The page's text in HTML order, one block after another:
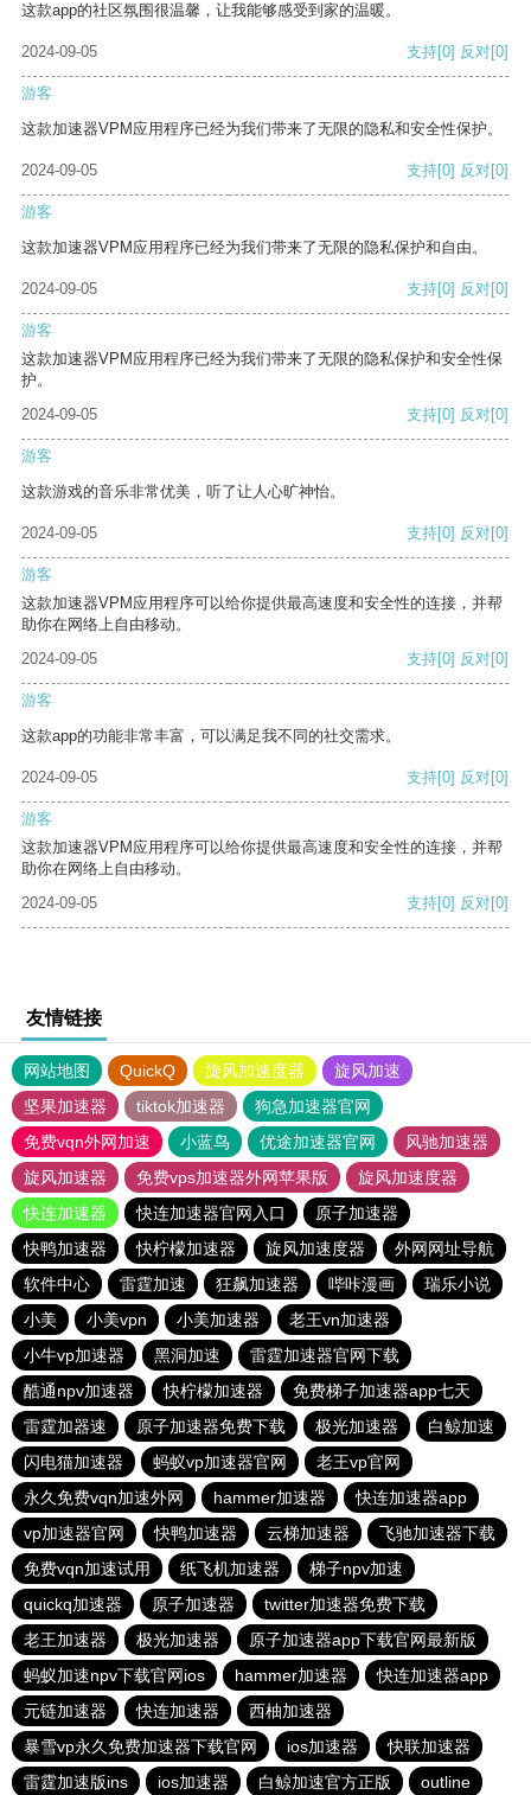
这款app的社区氛围很温馨，让我能够感受到家的温暖。
2024-09-05 支持[0] 反对[0]
游客
这款加速器VPM应用程序已经为我们带来了无限的隐私和安全性保护。
2024-09-05 支持[0] 反对[0]
游客
这款加速器VPM应用程序已经为我们带来了无限的隐私保护和自由。
2024-09-05 支持[0] 反对[0]
游客
这款加速器VPM应用程序已经为我们带来了无限的隐私保护和安全性保
护。
2024-09-05
支持[0] 反对[0]
游客
这款游戏的音乐非常优美，听了让人心旷神怡。
2024-09-05 支持[0] 反对[0]
游客
这款加速器VPM应用程序可以给你提供最高速度和安全性的连接，并帮
助你在网络上自由移动。
2024-09-05
支持[0] 反对[0]
游客
这款app的功能非常丰富，可以满足我不同的社交需求。
2024-09-05 支持[0] 反对[0]
游客
这款加速器VPM应用程序可以给你提供最高速度和安全性的连接，并帮
助你在网络上自由移动。
2024-09-05
支持[0] 反对[0]
友情链接
网站地图 QuickQ 旋风加速度器
旋风加速
坚果加速器
tiktok加速器
狗急加速器官网
免费vqn外网加速
小蓝鸟 优途加速器官网
风驰加速器
旋风加速器
免费vps加速器外网苹果版
旋风加速度器
快连加速器
快连加速器官网入口
原子加速器
快鸭加速器
快柠檬加速器 旋风加速度器
外网网址导航
软件中心
雷霆加速 狂飙加速器 哔咔漫画
瑞乐小说
小美
小美vpn 小美加速器
老王vn加速器
小牛vp加速器
黑洞加速
雷霆加速器官网下载
酷通npv加速器
快柠檬加速器
免费梯子加速器app七天
雷霆加器速
原子加速器免费下载 极光加速器
白鲸加速
闪电猫加速器
蚂蚁vp加速器官网
老王vp官网
永久免费vqn加速外网
hammer加速器
快连加速器app
vp加速器官网
快鸭加速器 云梯加速器
飞驰加速器下载
免费vqn加速试用
纸飞机加速器
梯子npv加速
quickq加速器
原子加速器
twitter加速器免费下载
老王加速器
极光加速器
原子加速器app下载官网最新版
蚂蚁加速npv下载官网ios
hammer加速器
快连加速器app
元链加速器
快连加速器
西柚加速器
暴雪vp永久免费加速器下载官网
ios加速器
快联加速器
雷霆加速版ins
ios加速器 白鲸加速官方正版 outline